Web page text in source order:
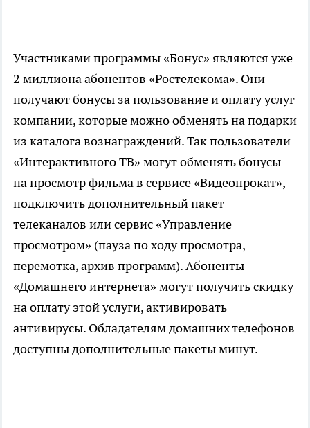
Участниками программы «Бонус» являются уже
2 миллиона абонентов «Ростелекома». Они
получают бонусы за пользование и оплату услуг
компании, которые можно обменять на подарки
из каталога вознаграждений. Так пользователи
«Интерактивного ТВ» могут обменять бонусы
на просмотр фильма в сервисе «Видеопрокат»,
подключить дополнительный пакет
телеканалов или сервис «Управление
просмотром» (пауза по ходу просмотра,
перемотка, архив программ). Абоненты
«Домашнего интернета» могут получить скидку
на оплату этой услуги, активировать
антивирусы. Обладателям домашних телефонов
доступны дополнительные пакеты минут.